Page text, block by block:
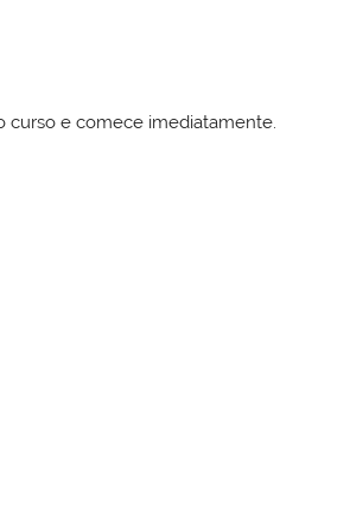
curso e comece imediatamente.